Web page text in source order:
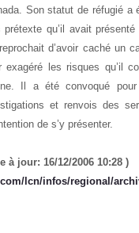
Son statut de réfugié a
prétexte qu’il avait
d’avoir caché un
exagéré les risques qu’il
Il a été convoqué
et renvois des
de s’y présenter.
à jour: 16/12/2006 10:28 )
lcn/infos/regional/